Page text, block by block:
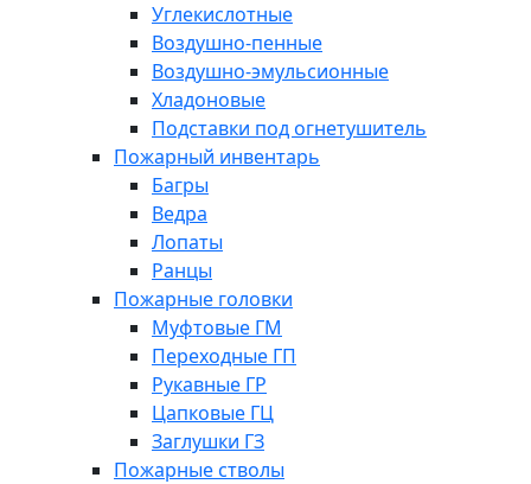
Углекислотные
Воздушно-пенные
Воздушно-эмульсионные
Хладоновые
Подставки под огнетушитель
Пожарный инвентарь
Багры
Ведра
Лопаты
Ранцы
Пожарные головки
Муфтовые ГМ
Переходные ГП
Рукавные ГР
Цапковые ГЦ
Заглушки ГЗ
Пожарные стволы